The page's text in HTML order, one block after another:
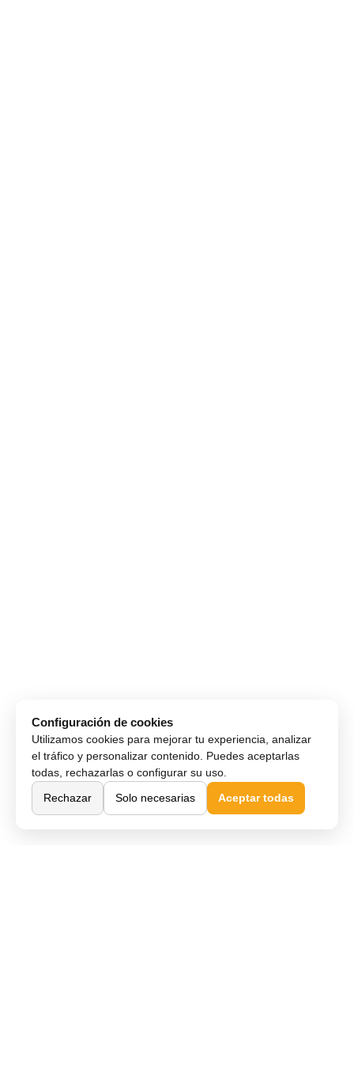
Configuración de cookies
Utilizamos cookies para mejorar tu experiencia, analizar
el tráfico y personalizar contenido. Puedes aceptarlas
todas, rechazarlas o configurar su uso.
Rechazar
Solo necesarias Aceptar todas